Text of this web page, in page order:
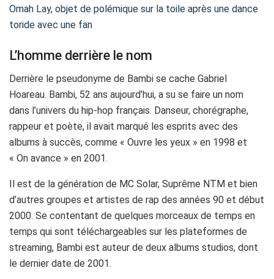
Omah Lay, objet de polémique sur la toile après une dance
toride avec une fan
L’homme derrière le nom
Derrière le pseudonyme de Bambi se cache Gabriel
Hoareau. Bambi, 52 ans aujourd’hui, a su se faire un nom
dans l’univers du hip-hop français. Danseur, chorégraphe,
rappeur et poète, il avait marqué les esprits avec des
albums à succès, comme « Ouvre les yeux » en 1998 et
« On avance » en 2001.
Il est de la génération de MC Solar, Suprême NTM et bien
d’autres groupes et artistes de rap des années 90 et début
2000. Se contentant de quelques morceaux de temps en
temps qui sont téléchargeables sur les plateformes de
streaming, Bambi est auteur de deux albums studios, dont
le dernier date de 2001.